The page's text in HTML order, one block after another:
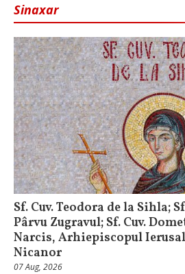
Sinaxar
Sf. Cuv. Teodora de la Sihla;
Pârvu Zugravul; Sf. Cuv.
Narcis, Arhiepiscopul
Nicanor
07 Aug, 2026